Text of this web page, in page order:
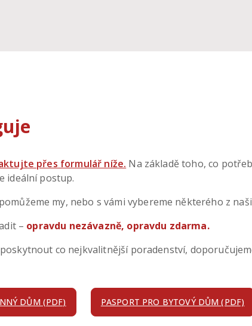
přes formulář níže. Na základě toho, co
ideální postup.
my, nebo s vámi vybereme některého z
– opravdu nezávazně, opravdu zdarma.
co nejkvalitnější poradenství,
DŮM (PDF) PASPORT PRO BYTOVÝ DŮM (PDF)